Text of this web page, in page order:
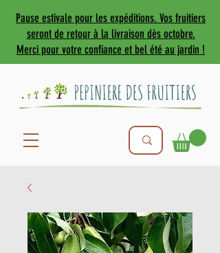
Pause estivale pour les expéditions. Vos fruitiers
seront de retour à la livraison dès octobre.
Merci pour votre confiance et bel été au jardin !